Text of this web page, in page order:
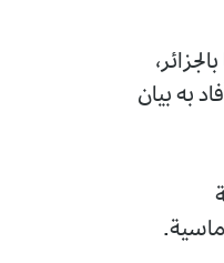
به بيان